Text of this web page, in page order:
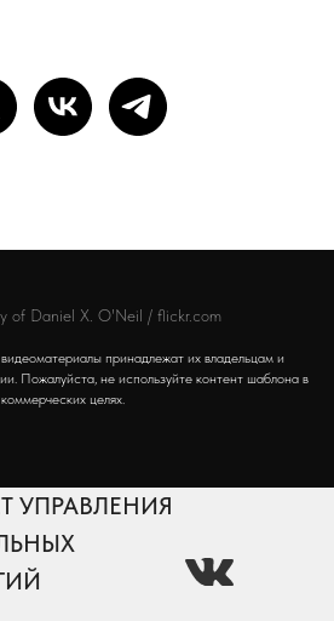
of Daniel X. O'Neil / flickr.com
принадлежат их владельцам и
Пожалуйста, не используйте контент шаблона в
коммерческих целях.
УПРАВЛЕНИЯ